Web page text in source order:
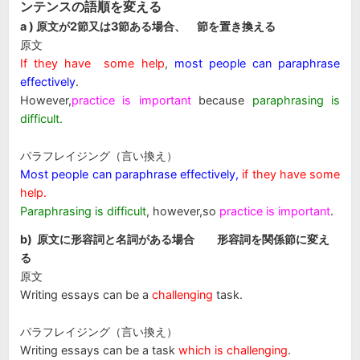
ンテンスの語順を変える
a ) 原文が2節又は3節ある場合、 節を置き換える
原文
If they have some help, most people can paraphrase
effectively.
However,practice is importantbecause paraphrasing is
difficult.
パラフレイジング（言い換え）
Most people can paraphrase effectively, if they have some
help.
Paraphrasing is difficult, however,so practice is important.
b) 原文に形容詞と名詞がある場合 形容詞を関係節に変え
る
原文
Writing essays can be a challenging task.
パラフレイジング（言い換え）
Writing essays can be a task which is challenging.